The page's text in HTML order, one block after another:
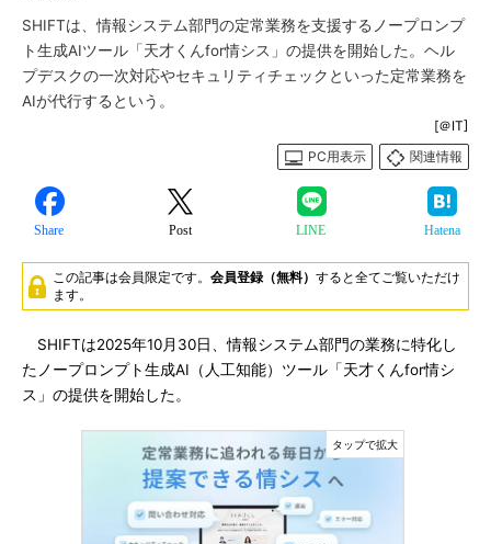
SHIFTは、情報システム部門の定常業務を支援するノープロンプ
ト生成AIツール「天才くんfor情シス」の提供を開始した。ヘル
プデスクの一次対応やセキュリティチェックといった定常業務を
AIが代行するという。
[＠IT]
PC用表示
関連情報
Share Post LINE Hatena
この記事は会員限定です。 会員登録（無料） すると全てご覧いただけ
ます。
SHIFTは2025年10月30日、情報システム部門の業務に特化し
たノープロンプト生成AI（人工知能）ツール「天才くんfor情シ
ス」の提供を開始した。